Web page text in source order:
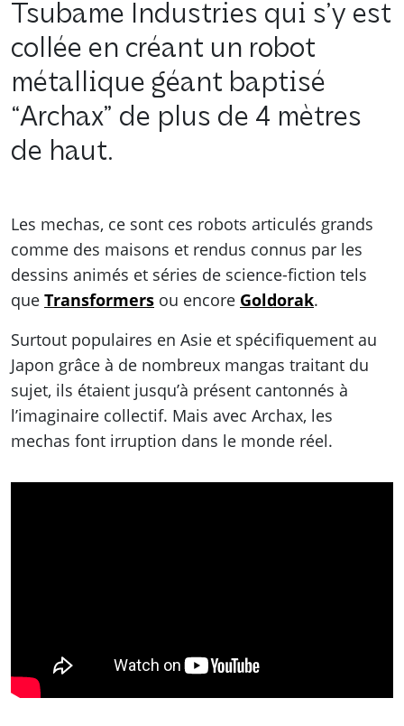
Tsubame Industries qui s’y est
collée en créant un robot
métallique géant baptisé
“Archax” de plus de 4 mètres
de haut.
Les mechas, ce sont ces robots articulés grands
comme des maisons et rendus connus par les
dessins animés et séries de science-fiction tels
que Transformers ou encore Goldorak.
Surtout populaires en Asie et spécifiquement au
Japon grâce à de nombreux mangas traitant du
sujet, ils étaient jusqu’à présent cantonnés à
l’imaginaire collectif. Mais avec Archax, les
mechas font irruption dans le monde réel.